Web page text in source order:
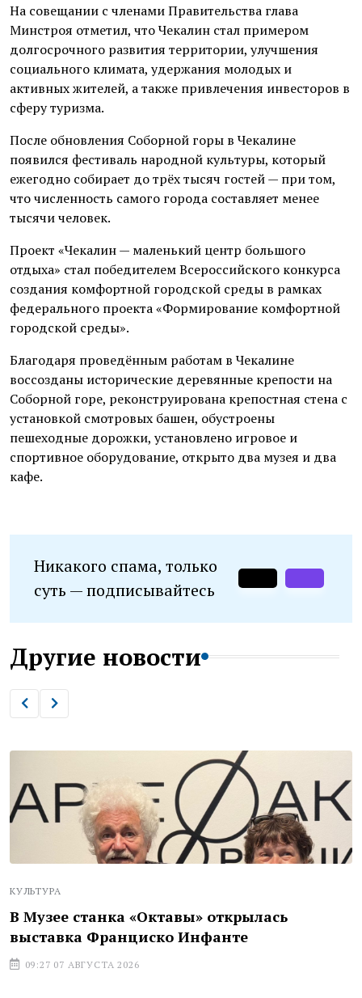
На совещании с членами Правительства глава
Минстроя отметил, что Чекалин стал примером
долгосрочного развития территории, улучшения
социального климата, удержания молодых и
активных жителей, а также привлечения инвесторов в
сферу туризма.
После обновления Соборной горы в Чекалине
появился фестиваль народной культуры, который
ежегодно собирает до трёх тысяч гостей — при том,
что численность самого города составляет менее
тысячи человек.
Проект «Чекалин — маленький центр большого
отдыха» стал победителем Всероссийского конкурса
создания комфортной городской среды в рамках
федерального проекта «Формирование комфортной
городской среды».
Благодаря проведённым работам в Чекалине
воссозданы исторические деревянные крепости на
Соборной горе, реконструирована крепостная стена с
установкой смотровых башен, обустроены
пешеходные дорожки, установлено игровое и
спортивное оборудование, открыто два музея и два
кафе.
Никакого спама, только
суть — подписывайтесь
Другие новости
КУЛЬТУРА
В Музее станка «Октавы» открылась
выставка Франциско Инфанте
09:27 07 АВГУСТА 2026